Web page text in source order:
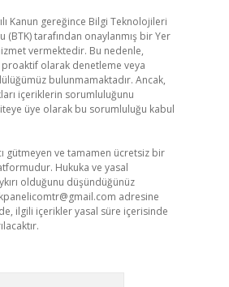
Kanun gereğince Bilgi Teknolojileri
(BTK) tarafından onaylanmış bir Yer
vermektedir. Bu nedenle,
olarak denetleme veya
bulunmamaktadır. Ancak,
içeriklerin sorumluluğunu
üye olarak bu sorumluluğu kabul
gütmeyen ve tamamen ücretsiz bir
Hukuka ve yasal
olduğunu düşündüğünüz
adresine
ilgili içerikler yasal süre içerisinde